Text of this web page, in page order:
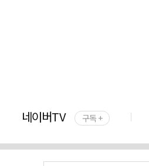
네이버TV 구독 +